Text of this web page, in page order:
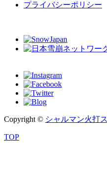
プライバシーポリシー
Copyright © シャルマン火打
TOP